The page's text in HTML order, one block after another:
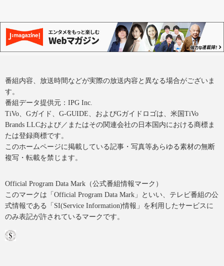
番組内容、放送時間などが実際の放送内容と異なる場合がございま
す。
番組データ提供元：IPG Inc.
TiVo、Gガイド、G-GUIDE、およびGガイドロゴは、米国TiVo
Brands LLCおよび／またはその関連会社の日本国内における商標ま
たは登録商標です。
このホームページに掲載している記事・写真等あらゆる素材の無断
複写・転載を禁じます。
Official Program Data Mark（公式番組情報マーク）
このマークは「Official Program Data Mark」といい、テレビ番組の公
式情報である「SI(Service Information)情報」を利用したサービスに
のみ表記が許されているマークです。